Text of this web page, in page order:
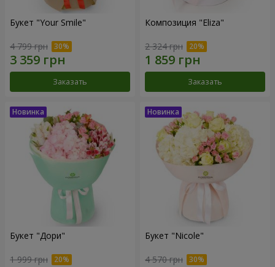
Букет "Your Smile"
4 799 грн
Заказать
Композиция "Eliza"
2 324 грн
Заказать
Букет "Дори"
1 999 грн
Букет "Nicole"
4 570 грн